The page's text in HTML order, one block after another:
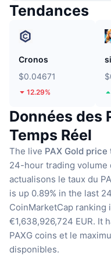
Tendances
Cronos
$0.04671
12.29%
Données des
Temps Réel
The live PAX Gold price
24-hour trading volume
actualisons le taux du
is up 0.89% in the last
CoinMarketCap ranking
€1,638,926,724 EUR. It
PAXG coins et le
disponibles.